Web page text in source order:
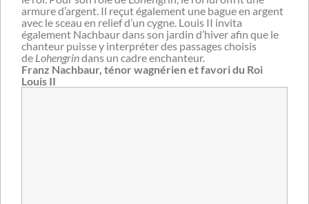
armure d’argent. Il reçut également une bague en argent
avec le sceau en relief d’un cygne. Louis II invita
également Nachbaur dans son jardin d’hiver afin que le
chanteur puisse y interpréter des passages choisis
de Lohengrindans un cadre enchanteur.
Franz Nachbaur, ténor wagnérien et favori du Roi
Louis II